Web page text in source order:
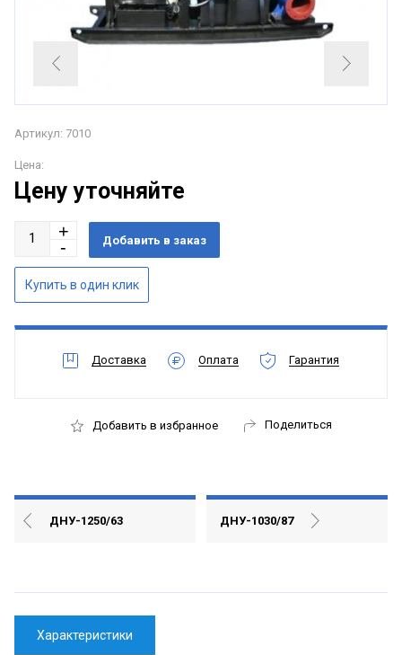
Артикул: 7010
Цена:
Цену уточняйте
Доставка Оплата Гарантия
Добавить в избранное Поделиться
ДНУ-1250/63 ДНУ-1030/87
Характеристики